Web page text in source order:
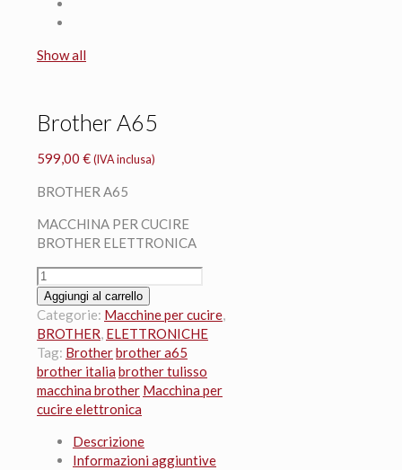
Show all
Brother A65
599,00 € (IVA inclusa)
BROTHER A65
MACCHINA PER CUCIRE
BROTHER ELETTRONICA
Brother
A65
quantità
Aggiungi al carrello
Categorie: Macchine per cucire,
BROTHER, ELETTRONICHE
Tag: Brotherbrother a65
brother italia brother tulisso
macchina brother Macchina per
cucire elettronica
Descrizione
Informazioni aggiuntive